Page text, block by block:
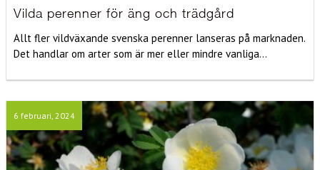
Vilda perenner för äng och trädgård
Allt fler vildväxande svenska perenner lanseras på marknaden.
Det handlar om arter som är mer eller mindre vanliga...
6 februari, 2024